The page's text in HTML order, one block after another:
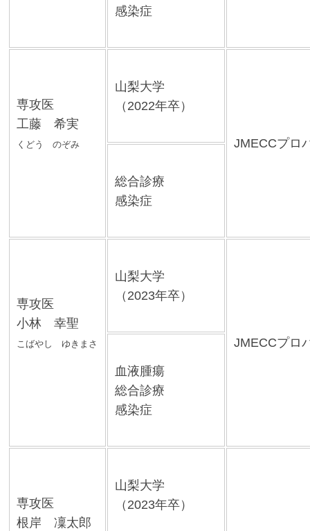
感染症
専攻医
工藤 希実
くどう のぞみ
山梨大学
（2022年卒）
JMECCプロ
総合診療
感染症
専攻医
小林 幸聖
こばやし ゆきまさ
山梨大学
（2023年卒）
JMECCプロ
血液腫瘍
総合診療
感染症
専攻医
根岸 凜太郎
山梨大学
（2023年卒）